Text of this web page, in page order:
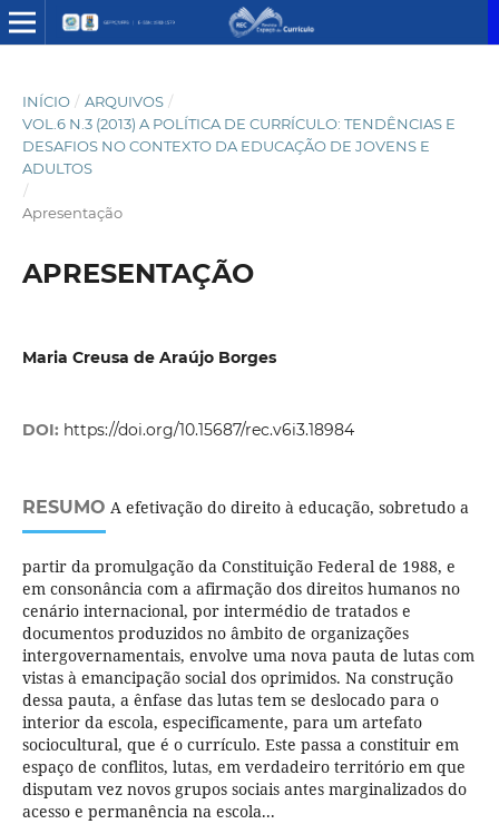
INÍCIO / ARQUIVOS /
VOL.6 N.3 (2013) A POLÍTICA DE CURRÍCULO: TENDÊNCIAS E
DESAFIOS NO CONTEXTO DA EDUCAÇÃO DE JOVENS E
ADULTOS
/
Apresentação
APRESENTAÇÃO
Maria Creusa de Araújo Borges
DOI: https://doi.org/10.15687/rec.v6i3.18984
RESUMO A efetivação do direito à educação, sobretudo a
partir da promulgação da Constituição Federal de 1988, e
em consonância com a afirmação dos direitos humanos no
cenário internacional, por intermédio de tratados e
documentos produzidos no âmbito de organizações
intergovernamentais, envolve uma nova pauta de lutas com
vistas à emancipação social dos oprimidos. Na construção
dessa pauta, a ênfase das lutas tem se deslocado para o
interior da escola, especificamente, para um artefato
sociocultural, que é o currículo. Este passa a constituir em
espaço de conflitos, lutas, em verdadeiro território em que
disputam vez novos grupos sociais antes marginalizados do
acesso e permanência na escola...